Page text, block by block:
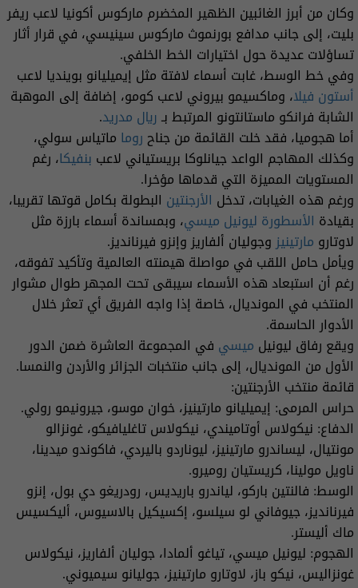
وكان من أبرز الغائبين الظهير المخضرم ماركوس أكونيا لاعب ريفر
بليت، إلى جانب مدافع بورنموث ماركوس سينيسي، في قرار أثار
تساؤلات عديدة حول اختيارات الخط الخلفي.
وفي خط الوسط، غابت أسماء لافتة مثل إيميليانو بوينديا لاعب
أستون فيلا، وماكسيمو بيروني لاعب كومو، إضافة إلى الموهبة
الشابة فرانكو ماستانتونو المرتبط بـريال مدريد.
أما هجوميا، فقد خلت القائمة من جناح روما ماتياس سولي،
وكذلك المهاجم الواعد جيانلوكا بريستياني لاعب بنفيكا، رغم
المستويات المميزة التي قدماها مؤخرا.
ورغم هذه الغيابات، تدخل الأرجنتين البطولة بكامل قوتها تقريبا،
بقيادة الأسطورة ليونيل ميسي، وبمساندة أسماء بارزة مثل
لاوتارو مارتينيزوجوليان ألفاريز وإنزو فيرنانديز.
ويأمل حامل اللقب في مواصلة هيمنته العالمية وتأكيد تفوقه،
رغم أن استبعاد هذه الأسماء سيبقى تحت المجهر طوال مشوار
المنتخب في المونديال، خاصة إذا واجه الفريق أي تعثر خلال
الأدوار الحاسمة.
ويقع رفاق ليونيل ميسي في المجموعة العاشرة ضمن الدور
الأول من المونديال، إلى جانب منتخبات الجزائر والأردن والنمسا.
قائمة منتخب الأرجنتين:
حراس المرمى: إيميليانو مارتينيز، خوان موسو، جيرونيمو رولي.
الدفاع: نيكولاس أوتاميندي، نيكولاس تاغليافيكو، غونزالو
مونتيال، ليساندرو مارتينيز، ليوناردو باليردي، فاكوندو ميدينا،
ناويل مولينا، كريستيان روميرو.
الوسط: فالنتين باركو، لياندرو باريديس، رودريغو دي بول، إنزو
فيرنانديز، جيوفاني لو سيلسو، إكسيكيل بالاسيوس، أليكسيس
ماك أليستر.
الهجوم: ليونيل ميسي، تياغو ألمادا، جوليان ألفاريز، نيكولاس
غونزاليس، نيكو باز، لاوتارو مارتينيز، جوليانو سيميوني.